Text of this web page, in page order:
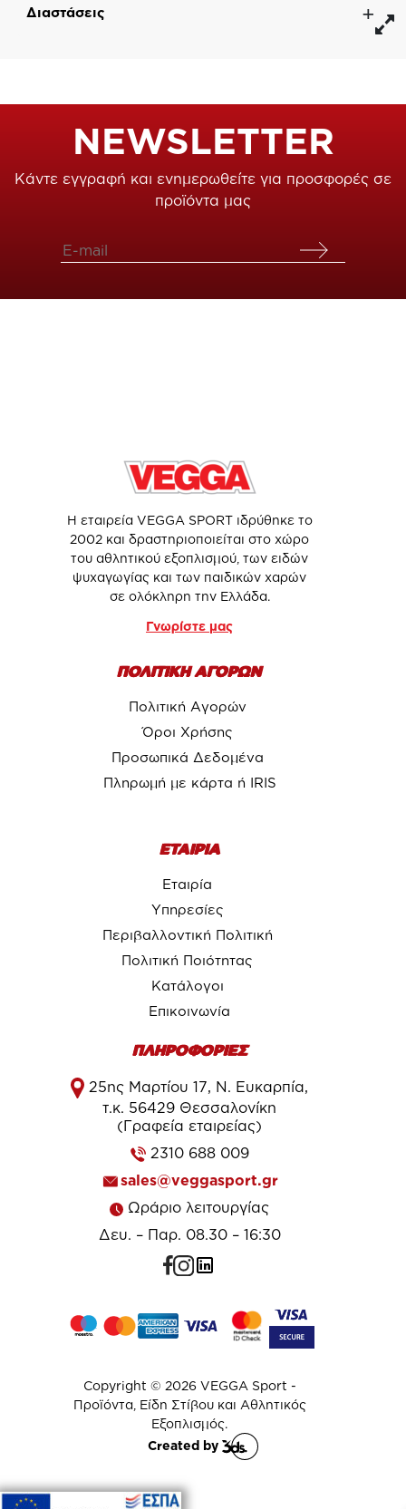
Διαστάσεις
NEWSLETTER
Κάντε εγγραφή και ενημερωθείτε για προσφορές σε
προϊόντα μας
Η εταιρεία VEGGA SPORT ιδρύθηκε το
2002 και δραστηριοποιείται στο χώρο
του αθλητικού εξοπλισμού, των ειδών
ψυχαγωγίας και των παιδικών χαρών
σε ολόκληρη την Ελλάδα.
Γνωρίστε μας
ΠΟΛΙΤΙΚΗ ΑΓΟΡΩΝ
Πολιτική Αγορών
Όροι Χρήσης
Προσωπικά Δεδομένα
Πληρωμή με κάρτα ή IRIS
ΕΤΑΙΡΙΑ
Εταιρία
Υπηρεσίες
Περιβαλλοντική Πολιτική
Πολιτική Ποιότητας
Κατάλογοι
Επικοινωνία
ΠΛΗΡΟΦΟΡΙΕΣ
25ης Μαρτίου 17, Ν. Ευκαρπία,
τ.κ. 56429 Θεσσαλονίκη
(Γραφεία εταιρείας)
2310 688 009
sales@veggasport.gr
Ωράριο λειτουργίας
Δευ. – Παρ. 08.30 – 16:30
Created by
Copyright © 2026 VEGGA Sport -
Προϊόντα, Είδη Στίβου και Αθλητικός
Εξοπλισμός.